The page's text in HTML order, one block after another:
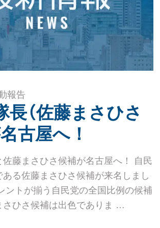
報告
長（佐藤まさひさ
古屋へ！
佐藤まさひさ候補が名古屋へ！ 自民
る佐藤まさひさ候補が来名しまし
ントが揃う自民党の全国比例の候補
さひさ候補は出色でありま …